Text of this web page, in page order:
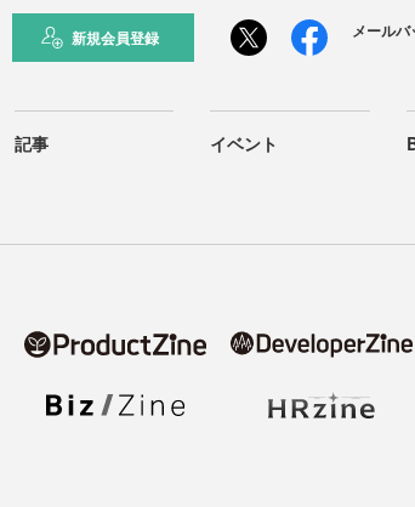
新規会員登録 メール
記事 イベント